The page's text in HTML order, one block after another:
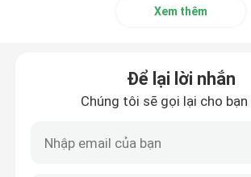
Xem thêm
Để lại lời nhắn
Chúng tôi sẽ gọi lại cho